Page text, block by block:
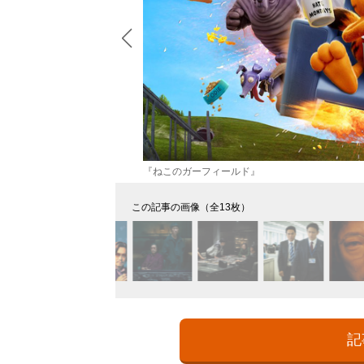
『ねこのガーフィールド』
この記事の画像（全13枚）